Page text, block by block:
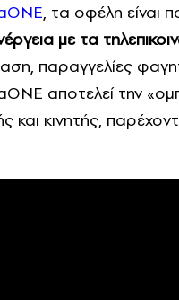
, τα οφέλη είναι
με τα
παραγγελίες
αποτελεί την
κινητής,